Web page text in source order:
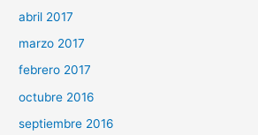
abril 2017
marzo 2017
febrero 2017
octubre 2016
septiembre 2016